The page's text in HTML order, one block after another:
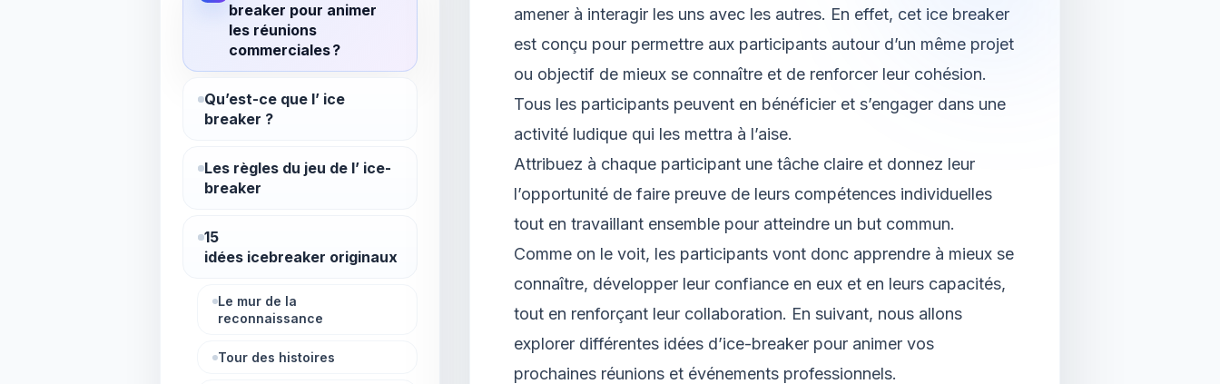
breaker pour animer
les réunions
commerciales ?
Qu’est-ce que l’ ice
breaker ?
Les règles du jeu de l’ ice-
breaker
15
idées icebreaker originaux
Le mur de la
reconnaissance
Tour des histoires
amener à interagir les uns avec les autres. En effet, cet ice breaker
est conçu pour permettre aux participants autour d’un même projet
ou objectif de mieux se connaître et de renforcer leur cohésion.
Tous les participants peuvent en bénéficier et s’engager dans une
activité ludique qui les mettra à l’aise.
Attribuez à chaque participant une tâche claire et donnez leur
l’opportunité de faire preuve de leurs compétences individuelles
tout en travaillant ensemble pour atteindre un but commun.
Comme on le voit, les participants vont donc apprendre à mieux se
connaître, développer leur confiance en eux et en leurs capacités,
tout en renforçant leur collaboration. En suivant, nous allons
explorer différentes idées d’ice-breaker pour animer vos
prochaines réunions et événements professionnels.